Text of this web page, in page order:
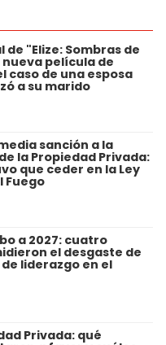
de "Elize: Sombras de
película de
caso de una esposa
a su marido
sanción a la
la Propiedad Privada:
que ceder en la Ley
Fuego
a 2027: cuatro
el desgaste de
liderazgo en el
Privada: qué